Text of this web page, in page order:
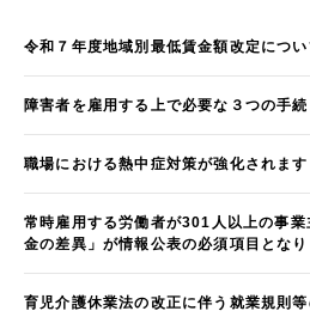
令和７年度地域別最低賃金額改定につい
障害者を雇用する上で必要な３つの手
職場における熱中症対策が強化されます
常時雇用する労働者が301人以上の事
金の差異」が情報公表の必須項目となり
育児介護休業法の改正に伴う就業規則等